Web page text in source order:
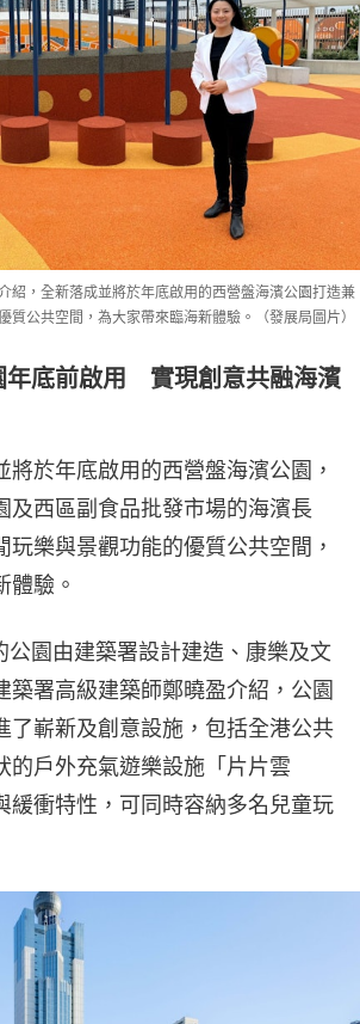
紹，全新落成並將於年底啟用的西營盤海濱公園打造兼
質公共空間，為大家帶來臨海新體驗。（發展局圖片）
年底前啟用 實現創意共融海濱
將於年底啟用的西營盤海濱公園，
及西區副食品批發市場的海濱長
玩樂與景觀功能的優質公共空間，
體驗。
公園由建築署設計建造、康樂及文
築署高級建築師鄭曉盈介紹，公園
了嶄新及創意設施，包括全港公共
的戶外充氣遊樂設施「片片雲
緩衝特性，可同時容納多名兒童玩